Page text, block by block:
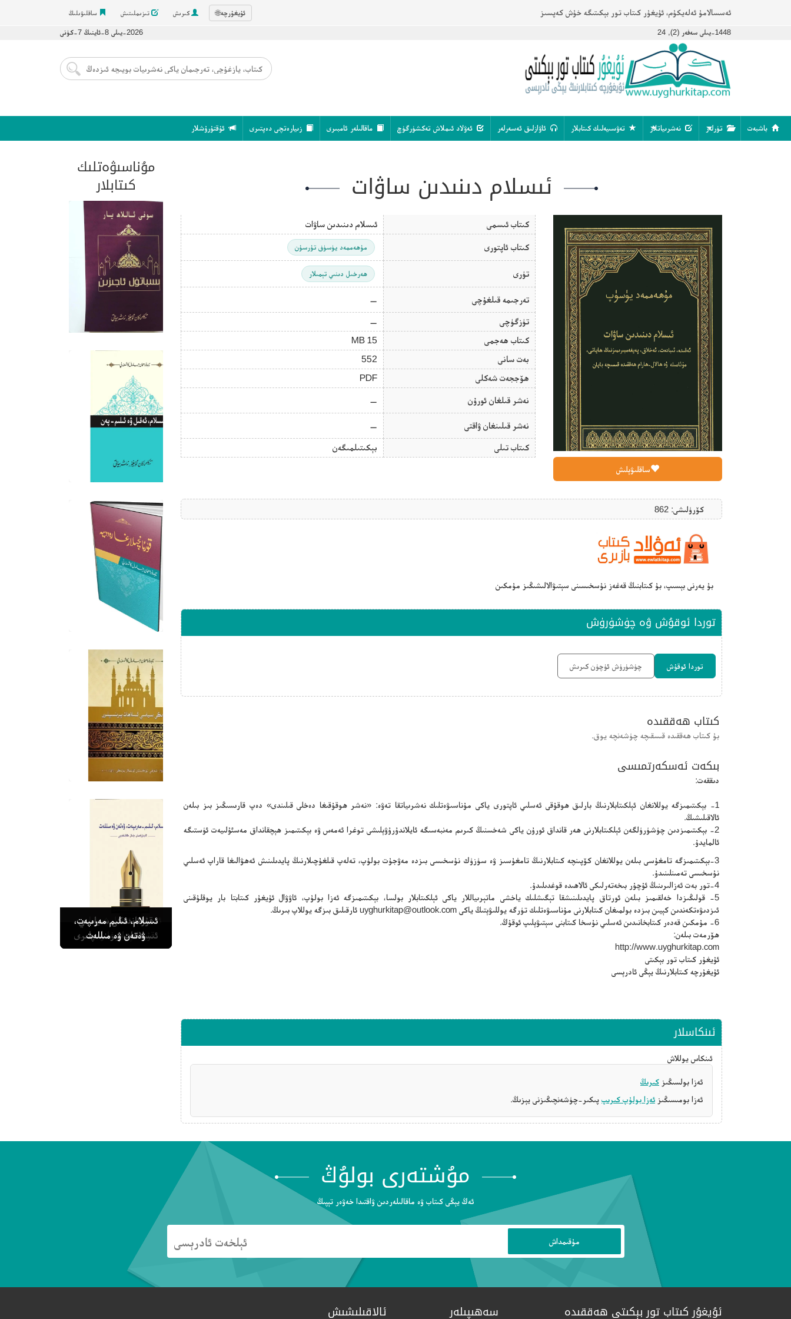
ئەسسالامۇ ئەلەيكۇم، ئۇيغۇر كىتاب تور بېكىتىگە خۇش كەپسىز ئۇيغۇرچە🌐 كىرىش تىزىملىتىش ساقلىۋىلىڭ
1448-يىلى سەفەر (2), 24 2026-يىلى 8-ئاينىڭ 7-كۈنى
باشبەت تۈرلەر نەشرىياتلار تەۋسىيەلىك كىتابلار ئاۋازلىق ئەسەرلەر ئەۋلاد ئىملاش تەكشۈرگۈچ ماقالىلەر ئامبىرى زىيارەتچى دەپتىرى ئۇقتۇرۇشلار
ئىسلام دىنىدىن ساۋات
ساقلىۋېلىش
كىتاب ئىسمى ئىسلام دىنىدىن ساۋات
كىتاب ئاپتورى مۇھەممەد يۈسۈف تۇرسۇن
تۈرى ھەرخىل دىنىي تېمىلار
تەرجىمە قىلغۇچى —
تۈزگۈچى
—
كىتاب ھەجمى
15 MB
بەت سانى
552
ھۆججەت شەكلى
PDF
نەشر قىلغان ئورۇن —
نەشر قىلىنغان ۋاقتى —
كىتاب تىلى بېكىتىلمىگەن
كۆرۈلىشى: 862
بۇ يەرنى بېسىپ، بۇ كىتابنىڭ قەغەز نۇسخىسىنى سېتىۋالالىشىڭىز مۇمكىن
توردا ئوقۇش ۋە چۈشۈرۈش
توردا ئوقۇش چۈشۈرۈش ئۈچۈن كىرىش
كىتاب ھەققىدە
بۇ كىتاب ھەققىدە قىسقىچە چۈشەنچە يوق.
بىكەت ئەسكەرتمىسى
دىققەت:
1- بېكىتىمىزگە يوللانغان ئېلكىتابلارنىڭ بارلىق ھوقۇقى ئەسلىي ئاپتورى ياكى مۇناسىۋەتلىك نەشرىياتقا تەۋە: «نەشر ھوقۇقىغا دەخلى قىلىندى» دەپ قارىسىڭىز بىز بىلەن
ئالاقىلىشىڭ.
2- بېكىتىمىزدىن چۈشۈرۈلگەن ئېلكىتابلارنى ھەر قانداق ئورۇن ياكى شەخسنىڭ كىرىم مەنبەسىگە ئايلاندۇرۇۋېلىشى توغرا ئەمەس ۋە بېكىتىمىز ھېچقانداق مەسئۇلىيەت ئۈستىگە
ئالمايدۇ.
3-بېكىتىمىزگە تامغۇسى بىلەن يوللانغان كۆپىنچە كىتابلارنىڭ تامغۇسىز ۋە سۈزۈك نۇسخىسى بىزدە مەۋجۇت بولۇپ، تەلەپ قىلغۇچىلارنىڭ پايدىلىنىش ئەھۋالىغا قاراپ ئەسلىي
نۇسخىسى تەمىنلىنىدۇ.
4-تور بەت ئەزالىرىنىڭ ئۇچۇر بىخەتەرلىكى ئالاھىدە قوغدىلىدۇ.
5- قولىڭىزدا خەلقىمىز بىلەن ئورتاق پايدىلىنىشقا تېگىشلىك ياخشى ماتېرىياللار ياكى ئېلكىتابلار بولسا، بېكىتىمىزگە ئەزا بولۇپ، ئاۋۋال ئۇيغۇر كىتابتا بار يوقلۇقىنى
ئىزدىۋەتكەندىن كېيىن بىزدە بولمىغان كىتابلارنى مۇناسىۋەتلىك تۈرگە يوللىۋېتىڭ ياكى uyghurkitap@outlook.com ئارقىلىق بىزگە يوللاپ بىرىڭ.
6- مۇمكىن قەدەر كىتابخانىدىن ئەسلىي نۇسخا كىتابنى سېتىۋېلىپ ئوقۇڭ.
ھۆرمەت بىلەن:
http://www.uyghurkitap.com
ئۇيغۇر كىتاب تور بېكىتى
ئۇيغۇرچە كىتابلارنىڭ يېڭى ئادرېسى
ئىنكاسلار
ئىنكاس يوللاش
ئەزا بولسىڭىز كىرىڭ
ئەزا بومىسىڭىز ئەزا بولۇپ كىرىپ پىكىر-چۈشەنچىڭىزنى يېزىڭ.
مۇناسىۋەتلىك
كىتابلار
سىباتۇل ئاجىزىن
ئىسلام، ئەقىل ۋە ئىلىم -
پەن
قۇرئانچىلارغا رەددىيە
قۇرئاندىكى سىياسىي
ئىسلاھات پىرىنسىپلىرى
ئىسلام، ئىلىم مەرىپەت،
ۋەتەن ۋە مىللەت
مۇشتەرى بولۇڭ
ئەڭ يېڭى كىتاب ۋە ماقالىلەردىن ۋاقتىدا خەۋەر تېپىڭ
ئۇيغۇر كىتاب تور بېكىتى ھەققىدە سەھىپىلەر ئالاقىلىشىش